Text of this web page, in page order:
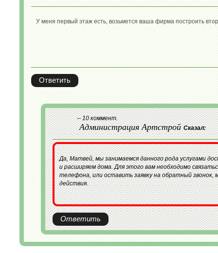
У меня первый этаж есть, возьмется ваша фирма построить
Ответить
-- 10 коммент.
Администрация АртстройСказал:
Да, Матвей, мы занимаемся данного рода услугами
и расширяем дома. Для этого вам необходимо
телефона, или оставить заявку на обратный звонок,
действия.
Ответить